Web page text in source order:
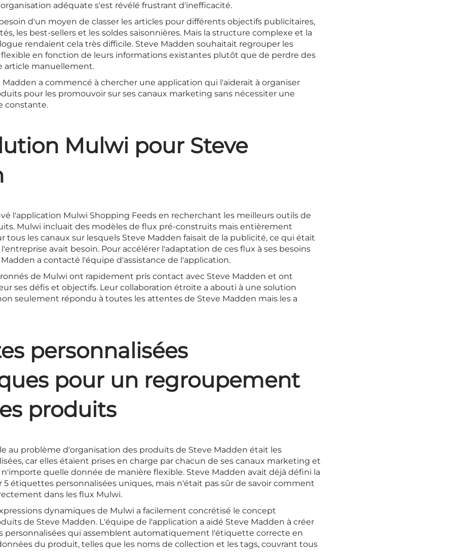
adéquate s'est révélé frustrant d'inefficacité.
d'un moyen de classer les articles pour différents objectifs publicitaires,
les best-sellers et les soldes saisonnières. Mais la structure complexe et la
rendaient cela très difficile. Steve Madden souhaitait regrouper les
en fonction de leurs informations existantes plutôt que de perdre des
article manuellement.
a commencé à chercher une application qui l'aiderait à organiser
pour les promouvoir sur ses canaux marketing sans nécessiter une
constante.
Mulwi pour Steve
l'application Mulwi Shopping Feeds en recherchant les meilleurs outils de
Mulwi incluait des modèles de flux pré-construits mais entièrement
tous les canaux sur lesquels Steve Madden faisait de la publicité, ce qui était
avait besoin. Pour accélérer l'adaptation de ces flux à ses besoins
a contacté l'équipe d'assistance de l'application.
de Mulwi ont rapidement pris contact avec Steve Madden et ont
ses défis et objectifs. Leur collaboration étroite a abouti à une solution
seulement répondu à toutes les attentes de Steve Madden mais les a
personnalisées
pour un regroupement
produits
au problème d'organisation des produits de Steve Madden était les
car elles étaient prises en charge par chacun de ses canaux marketing et
quelle donnée de manière flexible. Steve Madden avait déjà défini la
5 étiquettes personnalisées uniques, mais n'était pas sûr de savoir comment
dans les flux Mulwi.
dynamiques de Mulwi a facilement concrétisé le concept
de Steve Madden. L'équipe de l'application a aidé Steve Madden à créer
personnalisées qui assemblent automatiquement l'étiquette correcte en
du produit, telles que les noms de collection et les tags, couvrant tous